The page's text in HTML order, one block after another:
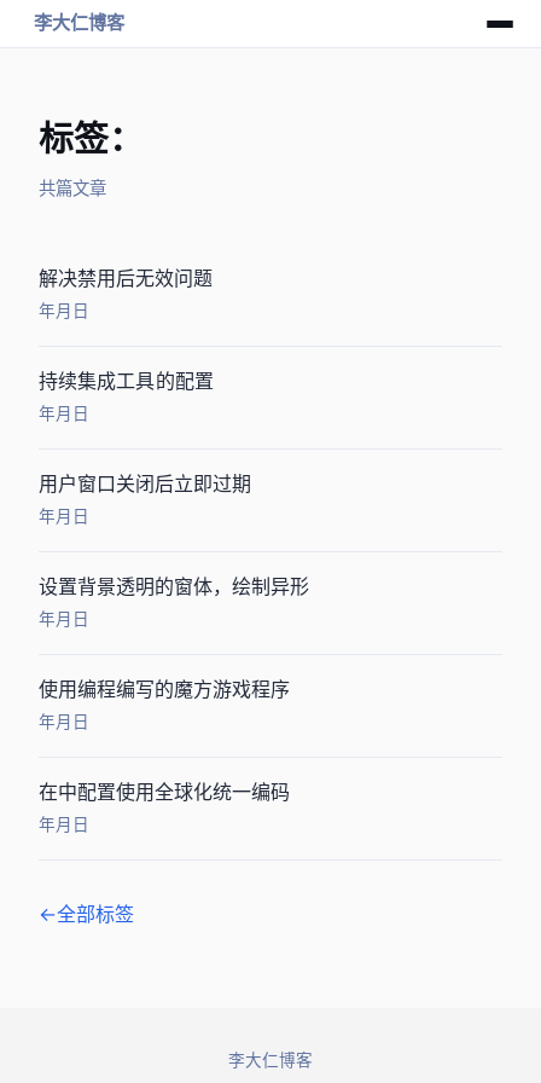
李大仁博客
标签：DotNet
共 6 篇文章
[Asp.net]解决禁用JS后LinkButton无效问题
2013年10月25日
持续集成CI工具CruiseControl.NET的配置
2013年10月14日
[ASP.net]用户窗口关闭后Session立即过期
2013年6月19日
设置背景透明的窗体，GDI+绘制异形WINFORM
2012年6月14日
使用VB.Net GDI+编程编写的3D魔方游戏程序
2012年6月14日
在ASP.Net中配置使用全球化统一编码
2009年10月12日
← 全部标签
© 2026 李大仁博客. All rights reserved.